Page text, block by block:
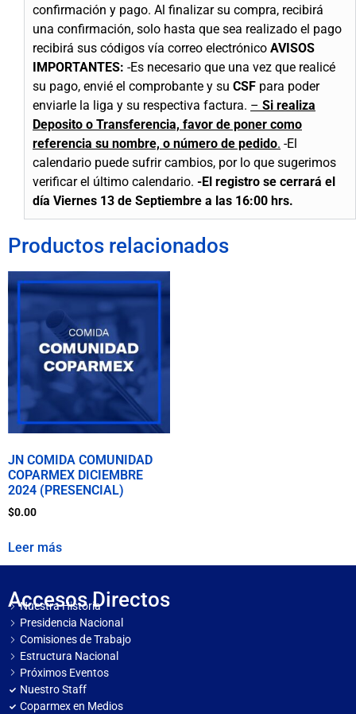
confirmación y pago. Al finalizar su compra, recibirá
una confirmación, solo hasta que sea realizado el pago
recibirá sus códigos vía correo electrónico AVISOS
IMPORTANTES: -Es necesario que una vez que realicé
su pago, envié el comprobante y su CSF para poder
enviarle la liga y su respectiva factura. – Si realiza
Deposito o Transferencia, favor de poner como
referencia su nombre, o número de pedido. -El
calendario puede sufrir cambios, por lo que sugerimos
verificar el último calendario. -El registro se cerrará el
día Viernes 13 de Septiembre a las 16:00 hrs.
Productos relacionados
JN COMIDA COMUNIDAD
COPARMEX DICIEMBRE
2024 (PRESENCIAL)
$0.00
Leer más
Accesos Directos
Nuestra Historia
Presidencia Nacional
Comisiones de Trabajo
Estructura Nacional
Próximos Eventos
Nuestro Staff
Coparmex en Medios